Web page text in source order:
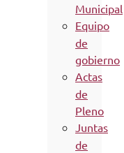
Municipal
Equipo
de
gobierno
Actas
de
Pleno
Juntas
de